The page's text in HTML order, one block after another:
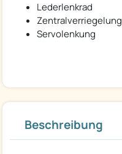
Lederlenkrad
Zentralverriegelung
Servolenkung
Beschreibung